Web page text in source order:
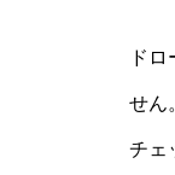
ド
せん
チェ